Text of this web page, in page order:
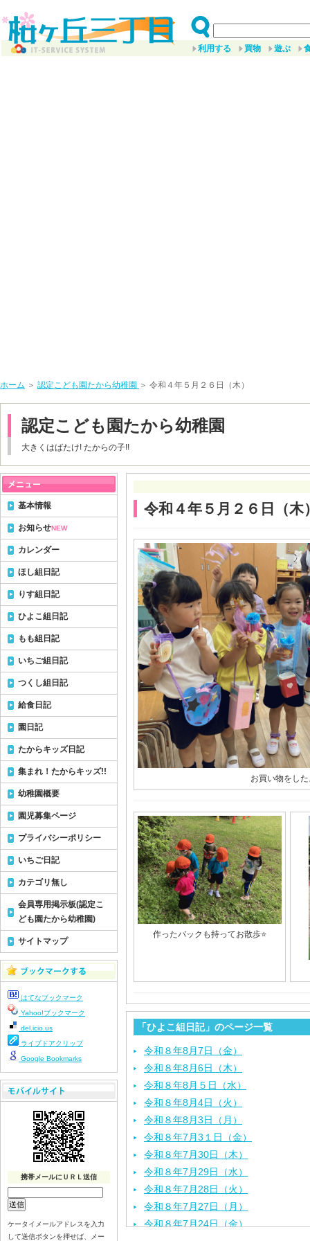
利用する 買物 遊ぶ
ホーム ＞ 認定こども園たから幼稚園 ＞ 令和４年５月２６日（木）
認定こども園たから幼稚園
大きくはばたけ! たからの子!!
令和４年５月２６日（木
お買い物をし
作ったバックも持ってお散歩⭐️
「ひよこ組日記」のページ一覧
令和８年8月7日（金）
令和８年8月6日（木）
令和８年8月５日（水）
令和８年8月4日（火）
令和８年8月3日（月）
令和８年7月3１日（金）
令和８年7月30日（木）
令和８年7月29日（水）
令和８年7月28日（火）
令和８年7月27日（月）
令和８年7月24日（金）
基本情報
お知らせNEW
カレンダー
ほし組日記
りす組日記
ひよこ組日記
もも組日記
いちご組日記
つくし組日記
給食日記
園日記
たからキッズ日記
集まれ！たからキッズ!!
幼稚園概要
園児募集ページ
プライバシーポリシー
いちご日記
カテゴリ無し
会員専用掲示板(認定こ
ども園たから幼稚園)
サイトマップ
はてなブックマーク
Yahoo!ブックマーク
del.icio.us
ライブドアクリップ
Google Bookmarks
携帯メールにＵＲＬ送信
ケータイメールアドレスを入力
して送信ボタンを押せば、メー